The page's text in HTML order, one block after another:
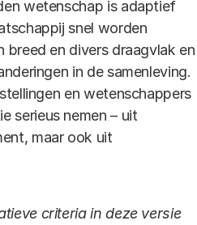
wetenschap is adaptief
snel worden
breed en divers draagvlak en
in de samenleving.
en wetenschappers
serieus nemen – uit
maar ook uit
criteria in deze versie